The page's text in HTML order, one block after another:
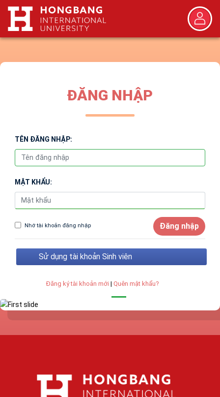
ĐĂNG NHẬP
TÊN ĐĂNG NHẬP:
MẬT KHẨU:
Nhớ tài khoản đăng nhập Đăng nhập
Sử dụng tài khoản Sinh viên
Đăng ký tài khoản mới |Quên mật khẩu?